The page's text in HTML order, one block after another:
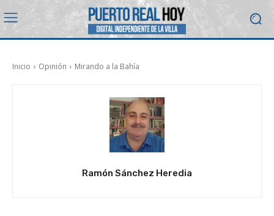
Inicio Opinión Mirando a la Bahía
Ramón Sánchez Heredia